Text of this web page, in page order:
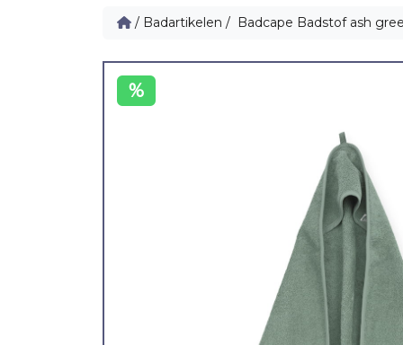
/ Badartikelen / Badcape Badstof ash
%